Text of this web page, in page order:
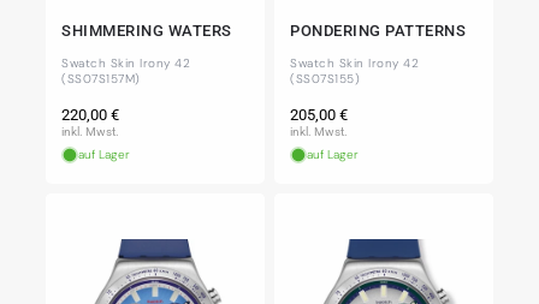
SHIMMERING WATERS
Swatch Skin Irony 42
(SS07S157M)
Normaler
Preis
220,00 €
inkl. Mwst.
auf Lager
PONDERING PATTERNS
Swatch Skin Irony 42
(SS07S155)
Normaler
Preis
205,00 €
inkl. Mwst.
auf Lager